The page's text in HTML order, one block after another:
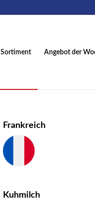
Sortiment Angebot der
Frankreich
Kuhmilch